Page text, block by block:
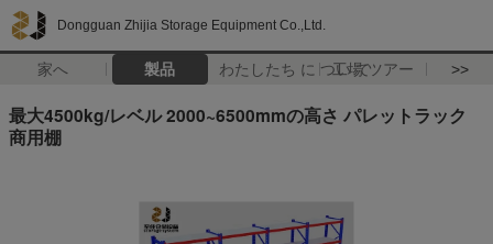
Dongguan Zhijia Storage Equipment Co.,Ltd.
家へ 製品 わたしたち に つい て工場 ツアー >>
最大4500kg/レベル 2000~6500mmの高さ パレットラック
商用棚